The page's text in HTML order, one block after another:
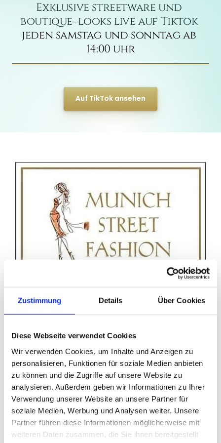
Zustimmung Details Über Cookies
Diese Webseite verwendet Cookies
Wir verwenden Cookies, um Inhalte und Anzeigen zu
personalisieren, Funktionen für soziale Medien anbieten
zu können und die Zugriffe auf unsere Website zu
analysieren. Außerdem geben wir Informationen zu Ihrer
Verwendung unserer Website an unsere Partner für
soziale Medien, Werbung und Analysen weiter. Unsere
Partner führen diese Informationen möglicherweise mit
weiteren Daten zusammen, die Sie ihnen bereitgestellt
Exklusive streetware
boutique‒looks live auf Tiktok
jeden samstag und sonntag ab
14:00 uhr
Auf TikTok ansehen
Auf dieser Seite findest du alle Details zu den
verfügbaren Zahlungsarten sowie zum
Ablauf des Versands. So kannst du deine
Bestellung ganz entspannt planen und
behältst jederzeit den vollen Überblick.